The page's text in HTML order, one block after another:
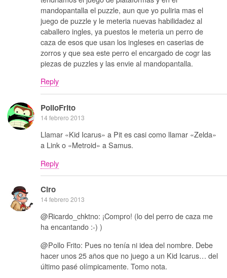
mandopantalla el puzzle, aun que yo puliria mas el
juego de puzzle y le meteria nuevas habilidadez al
caballero ingles, ya puestos le meteria un perro de
caza de esos que usan los ingleses en caserias de
zorros y que sea este perro el encargado de cogr las
piezas de puzzles y las envie al mandopantalla.
Reply
PolloFrito
14 febrero 2013
Llamar «Kid Icarus» a Pit es casi como llamar «Zelda»
a Link o «Metroid» a Samus.
Reply
Ciro
14 febrero 2013
@Ricardo_chktno: ¡Compro! (lo del perro de caza me
ha encantando :-) )
@Pollo Frito: Pues no tenía ni idea del nombre. Debe
hacer unos 25 años que no juego a un Kid Icarus… del
último pasé olímpicamente. Tomo nota.